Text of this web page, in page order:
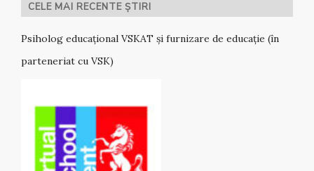
CELE MAI RECENTE ȘTIRI
Psiholog educațional VSKAT și furnizare de educație (în
parteneriat cu VSK)